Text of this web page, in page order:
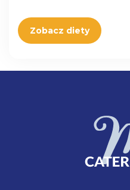
Zobacz diety